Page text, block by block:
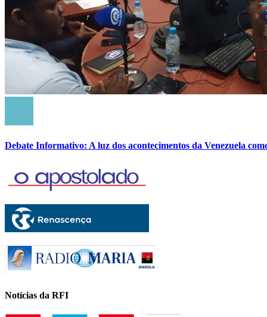
Debate Informativo: A luz dos acontecimentos da Venezuela
Notícias da RFI